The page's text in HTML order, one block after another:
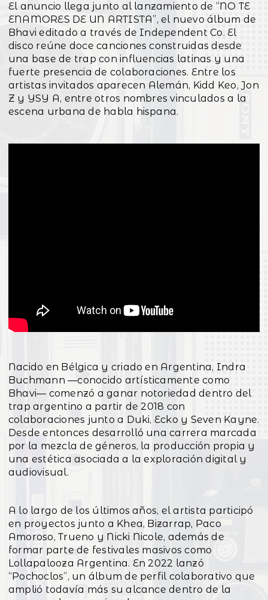
El anuncio llega junto al lanzamiento de “NO TE
ENAMORES DE UN ARTISTA”, el nuevo álbum de
Bhavi editado a través de Independent Co. El
disco reúne doce canciones construidas desde
una base de trap con influencias latinas y una
fuerte presencia de colaboraciones. Entre los
artistas invitados aparecen Alemán, Kidd Keo, Jon
Z y YSY A, entre otros nombres vinculados a la
escena urbana de habla hispana.
Nacido en Bélgica y criado en Argentina, Indra
Buchmann —conocido artísticamente como
Bhavi— comenzó a ganar notoriedad dentro del
trap argentino a partir de 2018 con
colaboraciones junto a Duki, Ecko y Seven Kayne.
Desde entonces desarrolló una carrera marcada
por la mezcla de géneros, la producción propia y
una estética asociada a la exploración digital y
audiovisual.
A lo largo de los últimos años, el artista participó
en proyectos junto a Khea, Bizarrap, Paco
Amoroso, Trueno y Nicki Nicole, además de
formar parte de festivales masivos como
Lollapalooza Argentina. En 2022 lanzó
“Pochoclos”, un álbum de perfil colaborativo que
amplió todavía más su alcance dentro de la